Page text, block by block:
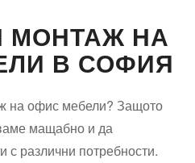
МОНТАЖ НА
В СОФИЯ
на офис мебели? Защото
мащабно и да
с различни потребности.